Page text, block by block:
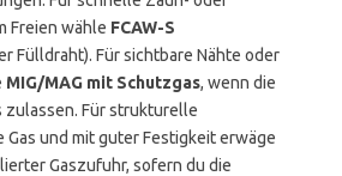
Freien wähle FCAW-S
Fülldraht). Für sichtbare Nähte oder
MIG/MAG mit Schutzgas, wenn die
zulassen. Für strukturelle
und mit guter Festigkeit erwäge
Gaszufuhr, sofern du die